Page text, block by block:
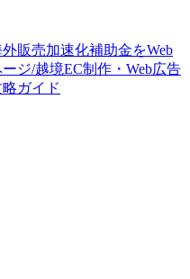
販売加速化補助金をWeb
ジ/越境EC制作・Web広告
ガイド